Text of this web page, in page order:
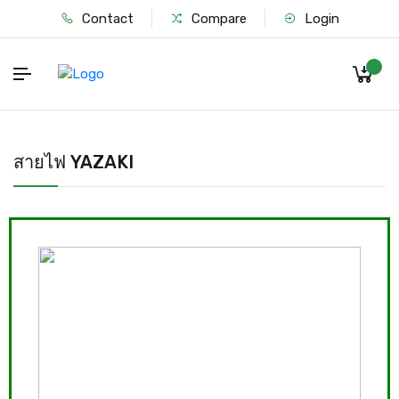
Contact Compare Login
สายไฟ YAZAKI